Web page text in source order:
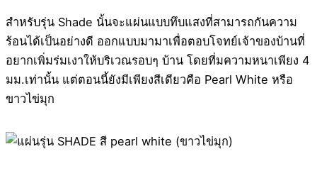
สำหรับรุ่น Shade นั้นจะแผ่นแบบทึบแสงที่สามารถกันความ
ร้อนได้เป็นอย่างดี ออกแบบมามาเพื่อตอบโจทย์เจ้าของบ้านที่
อยากเพิ่มร่มเงาให้บริเวณรอบๆ บ้าน โดยที่มความหนาเพียง 4
มม.เท่านั้น แต่ตอนนี้ยังมีเพียงสีเดียวคือ Pearl White หรือ
ขาวไข่มุก